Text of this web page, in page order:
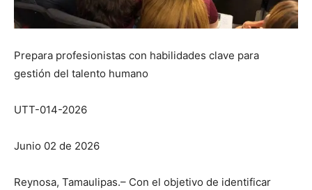
Prepara profesionistas con habilidades clave para
gestión del talento humano
UTT-014-2026
Junio 02 de 2026
Reynosa, Tamaulipas.– Con el objetivo de identificar